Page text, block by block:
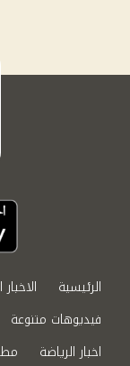
الرئيسية
فيديوهات متنوعة
اخبار الرياضة